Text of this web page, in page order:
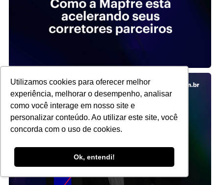
Utilizamos cookies para oferecer melhor
experiência, melhorar o desempenho, analisar
como você interage em nosso site e
personalizar conteúdo. Ao utilizar este site, você
concorda com o uso de cookies.
Ok, entendi!